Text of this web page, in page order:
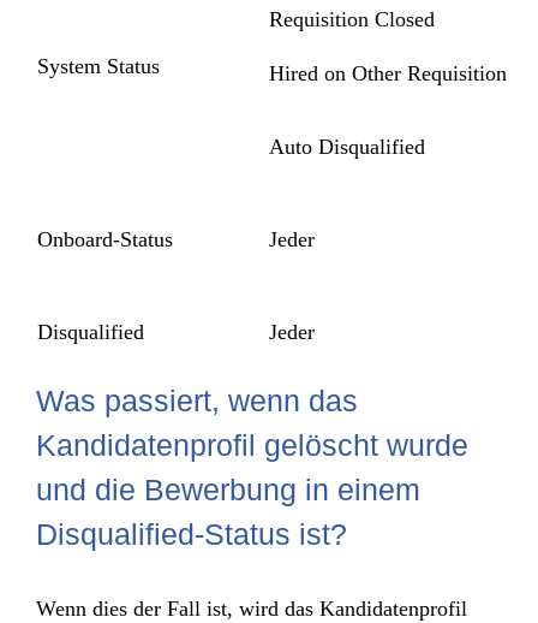
System Status
Requisition Closed
Hired on Other Requisition
Auto Disqualified
Onboard-Status Jeder
Disqualified Jeder
Was passiert, wenn das
Kandidatenprofil gelöscht wurde
und die Bewerbung in einem
Disqualified-Status ist?
Wenn dies der Fall ist, wird das Kandidatenprofil